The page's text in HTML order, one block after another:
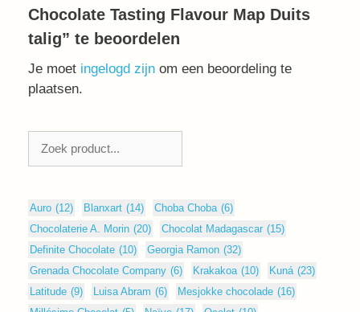
Chocolate Tasting Flavour Map Duits
talig” te beoordelen
Je moet ingelogd zijn om een beoordeling te
plaatsen.
Auro (12) Blanxart (14) Choba Choba (6)
Chocolaterie A. Morin (20) Chocolat Madagascar (15)
Definite Chocolate (10) Georgia Ramon (32)
Grenada Chocolate Company (6) Krakakoa (10) Kuná (23)
Latitude (9) Luisa Abram (6) Mesjokke chocolade (16)